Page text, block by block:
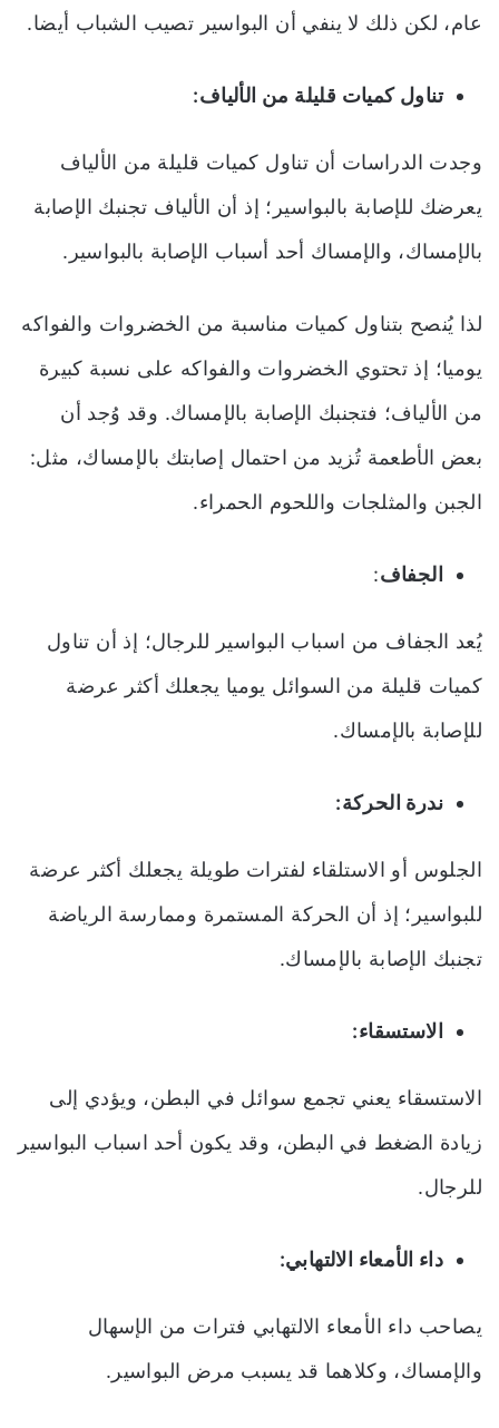
عام، لكن ذلك لا ينفي أن البواسير تصيب الشباب أيضا.
تناول كميات قليلة من الألياف:
وجدت الدراسات أن تناول كميات قليلة من الألياف
يعرضك للإصابة بالبواسير؛ إذ أن الألياف تجنبك الإصابة
بالإمساك، والإمساك أحد أسباب الإصابة بالبواسير.
لذا يُنصح بتناول كميات مناسبة من الخضروات والفواكه
يوميا؛ إذ تحتوي الخضروات والفواكه على نسبة كبيرة
من الألياف؛ فتجنبك الإصابة بالإمساك. وقد وُجد أن
بعض الأطعمة تُزيد من احتمال إصابتك بالإمساك، مثل:
الجبن والمثلجات واللحوم الحمراء.
الجفاف:
يُعد الجفاف من اسباب البواسير للرجال؛ إذ أن تناول
كميات قليلة من السوائل يوميا يجعلك أكثر عرضة
للإصابة بالإمساك.
ندرة الحركة:
الجلوس أو الاستلقاء لفترات طويلة يجعلك أكثر عرضة
للبواسير؛ إذ أن الحركة المستمرة وممارسة الرياضة
تجنبك الإصابة بالإمساك.
الاستسقاء:
الاستسقاء يعني تجمع سوائل في البطن، ويؤدي إلى
زيادة الضغط في البطن، وقد يكون أحد اسباب البواسير
للرجال.
داء الأمعاء الالتهابي:
يصاحب داء الأمعاء الالتهابي فترات من الإسهال
والإمساك، وكلاهما قد يسبب مرض البواسير.